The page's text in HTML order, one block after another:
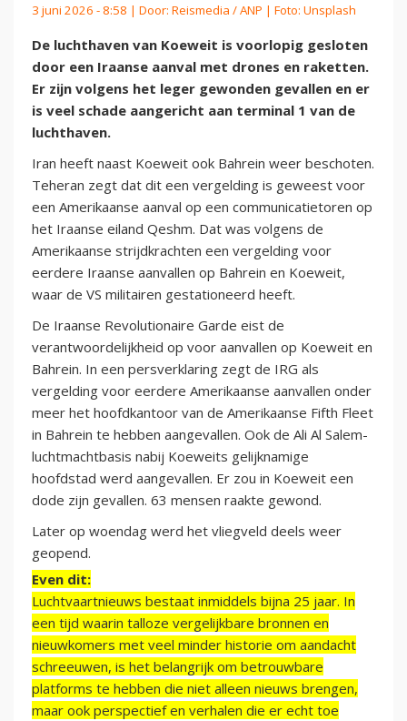
3 juni 2026 - 8:58 | Door: Reismedia / ANP | Foto: Unsplash
De luchthaven van Koeweit is voorlopig gesloten
door een Iraanse aanval met drones en raketten.
Er zijn volgens het leger gewonden gevallen en er
is veel schade aangericht aan terminal 1 van de
luchthaven.
Iran heeft naast Koeweit ook Bahrein weer beschoten.
Teheran zegt dat dit een vergelding is geweest voor
een Amerikaanse aanval op een communicatietoren op
het Iraanse eiland Qeshm. Dat was volgens de
Amerikaanse strijdkrachten een vergelding voor
eerdere Iraanse aanvallen op Bahrein en Koeweit,
waar de VS militairen gestationeerd heeft.
De Iraanse Revolutionaire Garde eist de
verantwoordelijkheid op voor aanvallen op Koeweit en
Bahrein. In een persverklaring zegt de IRG als
vergelding voor eerdere Amerikaanse aanvallen onder
meer het hoofdkantoor van de Amerikaanse Fifth Fleet
in Bahrein te hebben aangevallen. Ook de Ali Al Salem-
luchtmachtbasis nabij Koeweits gelijknamige
hoofdstad werd aangevallen. Er zou in Koeweit een
dode zijn gevallen. 63 mensen raakte gewond.
Later op woendag werd het vliegveld deels weer
geopend.
Even dit:
Luchtvaartnieuws bestaat inmiddels bijna 25 jaar. In
een tijd waarin talloze vergelijkbare bronnen en
nieuwkomers met veel minder historie om aandacht
schreeuwen, is het belangrijk om betrouwbare
platforms te hebben die niet alleen nieuws brengen,
maar ook perspectief en verhalen die er echt toe